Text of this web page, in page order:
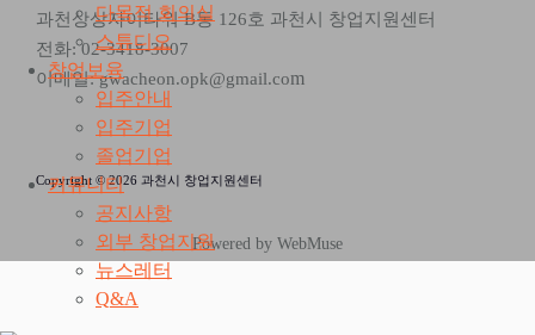
다목적 회의실
스튜디오
창업보육
입주안내
입주기업
졸업기업
커뮤니티
공지사항
외부 창업지원
뉴스레터
Q&A
과천상상자이타워 B동 126호 과천시 창업지원센터
전화: 02-3418-3007
이메일: gwacheon.opk@gmail.com
Copyright © 2026 과천시 창업지원센터
Powered by WebMuse